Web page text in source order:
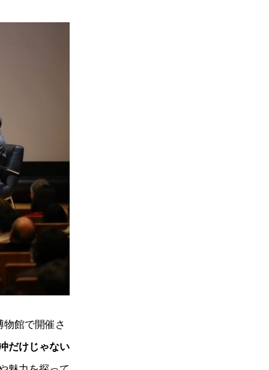
館で開催さ
だけじゃない